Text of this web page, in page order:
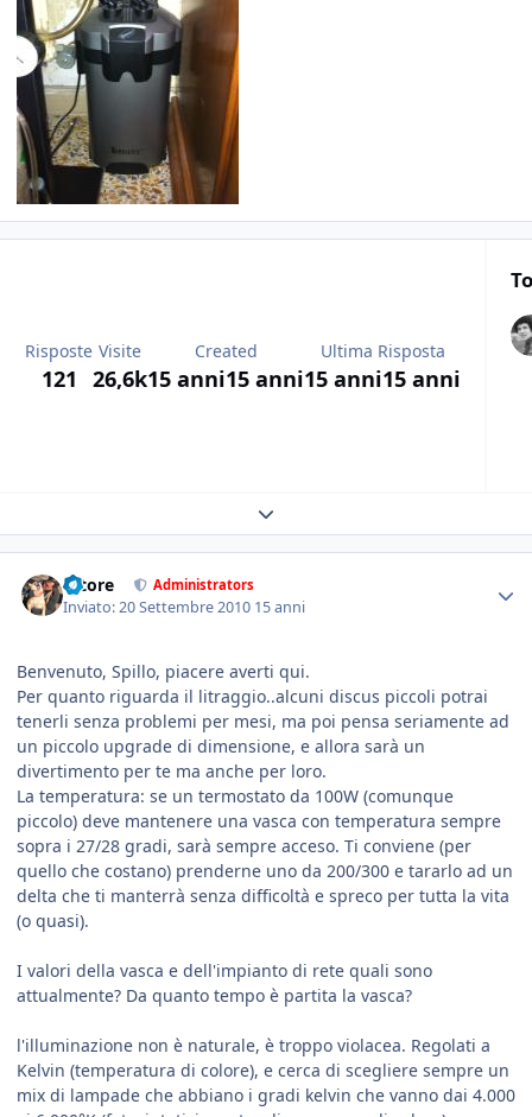
Risposte
121
Visite
26,6k
Created
15 anni15 anni
Ultima Risposta
15 anni15 anni
Expand topic overview
tatore Administrators
Inviato:20 Settembre 2010 15 anni
Benvenuto, Spillo, piacere averti qui.
Per quanto riguarda il litraggio..alcuni discus piccoli potrai
tenerli senza problemi per mesi, ma poi pensa seriamente ad
un piccolo upgrade di dimensione, e allora sarà un
divertimento per te ma anche per loro.
La temperatura: se un termostato da 100W (comunque
piccolo) deve mantenere una vasca con temperatura sempre
sopra i 27/28 gradi, sarà sempre acceso. Ti conviene (per
quello che costano) prenderne uno da 200/300 e tararlo ad un
delta che ti manterrà senza difficoltà e spreco per tutta la vita
(o quasi).
I valori della vasca e dell'impianto di rete quali sono
attualmente? Da quanto tempo è partita la vasca?
l'illuminazione non è naturale, è troppo violacea. Regolati a
Kelvin (temperatura di colore), e cerca di scegliere sempre un
mix di lampade che abbiano i gradi kelvin che vanno dai 4.000